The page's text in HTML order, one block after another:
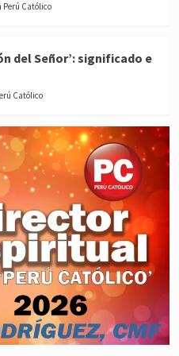
Perú Católico
del Señor’: significado e
Católico